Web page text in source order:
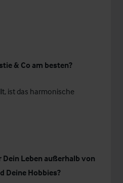
& Co am besten?
ist das harmonische
Dein Leben außerhalb von
Deine Hobbies?